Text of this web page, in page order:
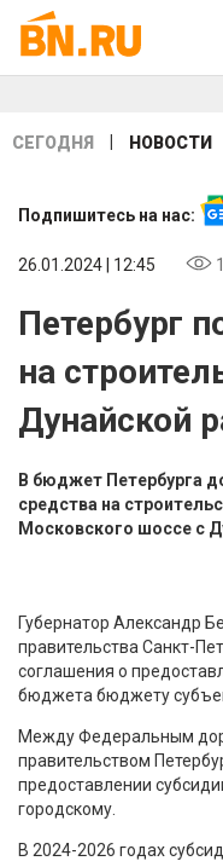
СЕГОДНЯ НОВОСТИ
Подпишитесь на нас:
26.01.2024 | 12:45
Петербург
на
Дунайской
В бюджет Петербурга
средства на
Московского шоссе с
Губернатор Александр
правительства Санкт-
соглашения о
бюджета бюджету
Между Федеральным
правительством
предоставлении
городскому.
В 2024-2026 годах